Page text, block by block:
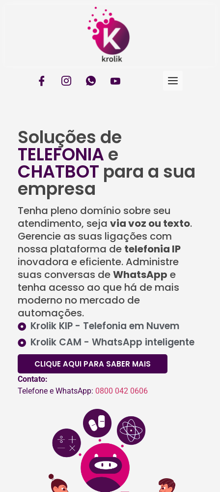
Soluções de
TELEFONIA e
CHATBOT para a sua
empresa
Tenha pleno domínio sobre seu
atendimento, seja via voz ou texto.
Gerencie as suas ligações com
nossa plataforma de telefonia IP
inovadora e eficiente. Administre
suas conversas deWhatsApp e
tenha acesso ao que há de mais
moderno no mercado de
automações.
Krolik KIP - Telefonia em Nuvem
Krolik CAM - WhatsApp inteligente
CLIQUE AQUI PARA SABER MAIS
Contato:
Telefone e WhatsApp: 0800 042 0606